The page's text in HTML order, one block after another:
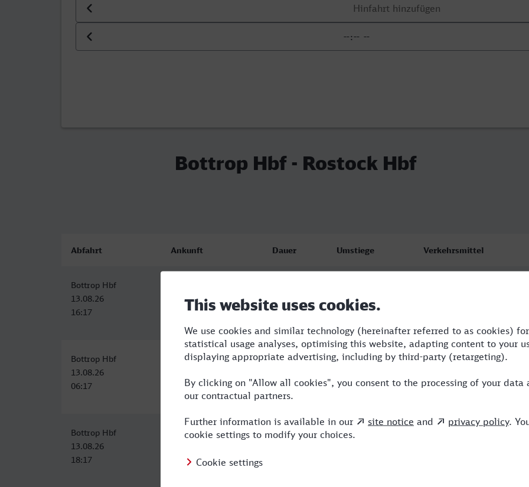
Uhrzeit der Hinfahrt
Bottrop Hbf - Rostock Hbf
Abfahrt Ankunft Dauer Umstiege Verkehrsmittel
Bottrop Hbf
13.08.26
16:17
13.08.26
21:38
Bottrop Hbf
13.08.26
06:17
Rostock Hbf
13:50
7:33 2 RRB,RE,ICE
Bottrop Hbf
13.08.26
18:17
Rostock Hbf
01:16
6:59 3